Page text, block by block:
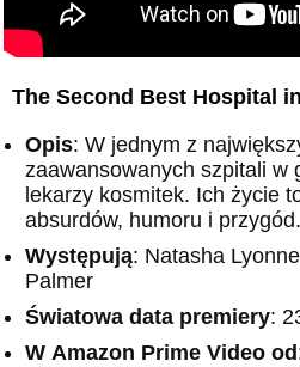
The Second Best Hospital
Opis: W jednym z
zaawansowanych szpitali w
lekarzy kosmitek. Ich życie
absurdów, humoru i przygód.
Występują: Natasha
Palmer
Światowa data premiery:
W Amazon Prime Video od